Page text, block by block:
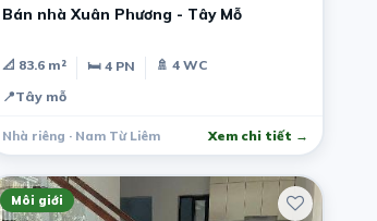
Bán nhà Xuân Phương - Tây Mỗ
📐 83.6 m² 🛏 4 PN
🚿 4 WC
📍Tây mỗ
Nhà riêng · Nam Từ Liêm Xem chi tiết →
Môi giới